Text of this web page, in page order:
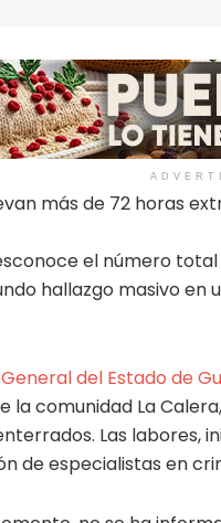
más de 72 horas
el número
hallazgo masivo
del Estado de
la comunidad La
Las labores,
de especialistas en